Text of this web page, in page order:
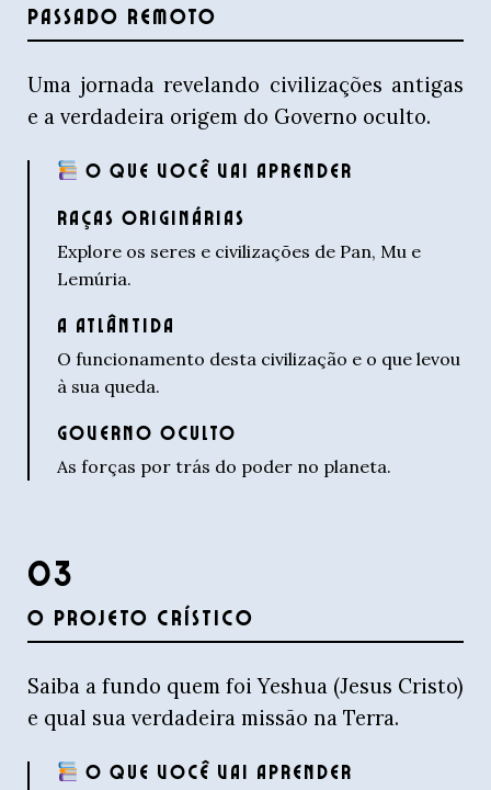
PASSADO REMOTO
Uma jornada revelando civilizações antigas
e a verdadeira origem do Governo oculto.
O QUE VOCÊ VAI APRENDER
RAÇAS ORIGINÁRIAS
Explore os seres e civilizações de Pan, Mu e
Lemúria.
A ATLÂNTIDA
O funcionamento desta civilização e o que levou
à sua queda.
GOVERNO OCULTO
As forças por trás do poder no planeta.
03
O PROJETO CRÍSTICO
Saiba a fundo quem foi Yeshua (Jesus Cristo)
e qual sua verdadeira missão na Terra.
O QUE VOCÊ VAI APRENDER